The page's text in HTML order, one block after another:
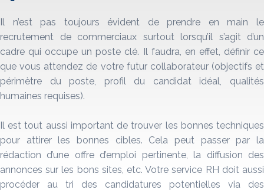
Il n’est pas toujours évident de prendre en main le
recrutement de commerciaux surtout lorsqu’il s’agit d’un
cadre qui occupe un poste clé. Il faudra, en effet, définir ce
que vous attendez de votre futur collaborateur (objectifs et
périmètre du poste, profil du candidat idéal, qualités
humaines requises).
Il est tout aussi important de trouver les bonnes techniques
pour attirer les bonnes cibles. Cela peut passer par la
rédaction d’une offre d’emploi pertinente, la diffusion des
annonces sur les bons sites, etc. Votre service RH doit aussi
procéder au tri des candidatures potentielles via des